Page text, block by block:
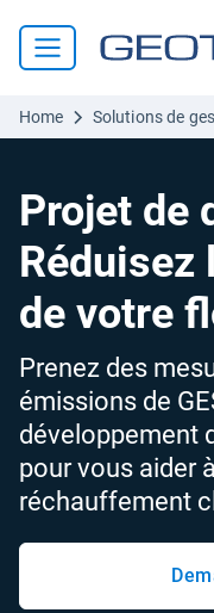
Home Solutions de
Projet de
Réduisez
de votre
Prenez des
émissions de
développement
pour vous aider
réchauffement